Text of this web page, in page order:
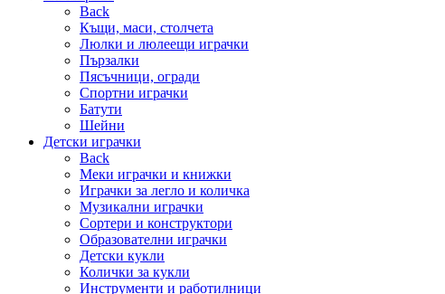
Back
Къщи, маси, столчета
Люлки и люлеещи играчки
Пързалки
Пясъчници, огради
Спортни играчки
Батути
Шейни
Детски играчки
Back
Меки играчки и книжки
Играчки за легло и количка
Музикални играчки
Сортери и конструктори
Образователни играчки
Детски кукли
Колички за кукли
Инструменти и работилници